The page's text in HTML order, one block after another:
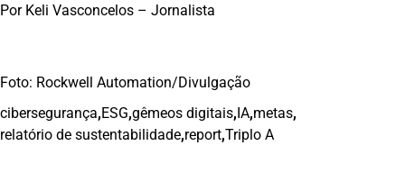
Por Keli Vasconcelos – Jornalista
Foto: Rockwell Automation/Divulgação
cibersegurança,ESG,gêmeos digitais,IA,metas,
relatório de sustentabilidade,report,Triplo A